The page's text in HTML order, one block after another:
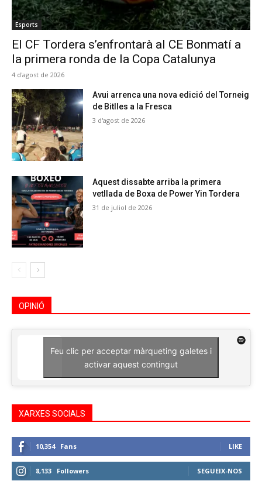
Esports
El CF Tordera s’enfrontarà al CE Bonmatí a
la primera ronda de la Copa Catalunya
4 d'agost de 2026
Avui arrenca una nova edició del Torneig
de Bitlles a la Fresca
3 d'agost de 2026
Aquest dissabte arriba la primera
vetllada de Boxa de Power Yin Tordera
31 de juliol de 2026
OPINIÓ
Feu clic per acceptar màrqueting galetes i
activar aquest contingut
XARXES SOCIALS
10,354 Fans LIKE
8,133 Followers SEGUEIX-NOS